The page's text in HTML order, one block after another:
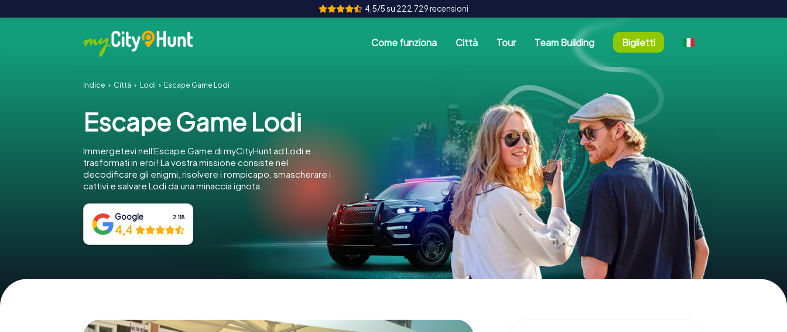
4,5/5 su 222.729 recensioni
Come funziona Città Tour Team Building Biglietti
Indice Città Lodi Escape Game Lodi
Escape Game Lodi
Immergetevi nell'Escape Game di myCityHunt ad Lodi e
trasformati in eroi! La vostra missione consiste nel
decodificare gli enigmi, risolvere i rompicapo, smascherare i
cattivi e salvare Lodi da una minaccia ignota.
Google 2.118
4,4